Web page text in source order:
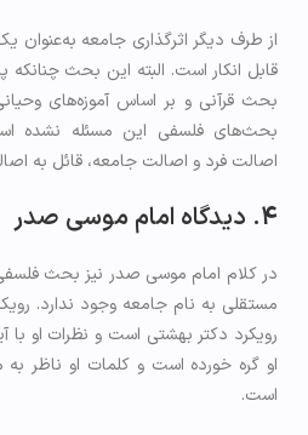
از طرف دیگر اثرگذاری جامعه به‌عنوان
قابل انکار است. البته این بحث
بحث قرآنی و بر اساس آموزه‌های
بحث‌های فلسفی این مسئله نشده
اصالت فرد و اصالت جامعه، قائل به
4. دیدگاه امام موسی صدر
در کلام امام موسی صدر نیز بحث
مستقلی به نام جامعه وجود ندارد.
رویکرد دکتر بهشتی است و نظرات او با
او گره خورده است و کلمات او ناظر
است.